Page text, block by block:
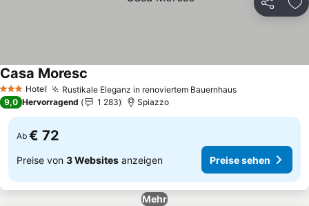
Teilen
3 SterneHotel Rustikale Eleganz in renoviertem Bauernhaus
Casa Moresc
9,0 Hervorragend 1 283 Spiazzo
Ab € 72
Preise von 3 Websites anzeigen Preise sehen
Mehr